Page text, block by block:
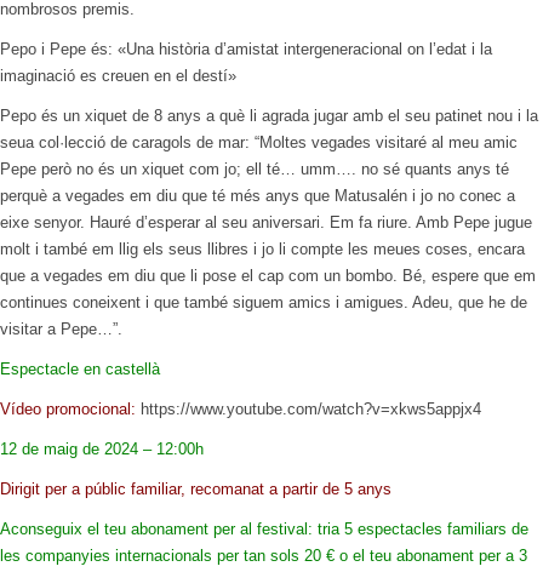
nombrosos premis.
Pepo i Pepe és: «Una història d’amistat intergeneracional on l’edat i la
imaginació es creuen en el destí»
Pepo és un xiquet de 8 anys a què li agrada jugar amb el seu patinet nou i la
seua col·lecció de caragols de mar: “Moltes vegades visitaré al meu amic
Pepe però no és un xiquet com jo; ell té… umm…. no sé quants anys té
perquè a vegades em diu que té més anys que Matusalén i jo no conec a
eixe senyor. Hauré d’esperar al seu aniversari. Em fa riure. Amb Pepe jugue
molt i també em llig els seus llibres i jo li compte les meues coses, encara
que a vegades em diu que li pose el cap com un bombo. Bé, espere que em
continues coneixent i que també siguem amics i amigues. Adeu, que he de
visitar a Pepe…”.
Espectacle en castellà
Vídeo promocional: https://www.youtube.com/watch?v=xkws5appjx4
12 de maig de 2024 – 12:00h
Dirigit per a públic familiar, recomanat a partir de 5 anys
Aconseguix el teu abonament per al festival: tria 5 espectacles familiars de
les companyies internacionals per tan sols 20 € o el teu abonament per a 3